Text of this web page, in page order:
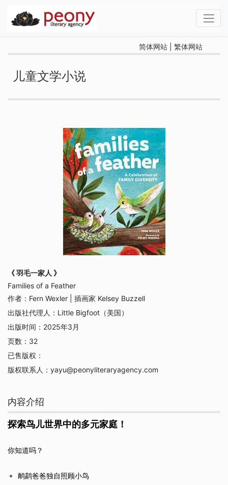
简体网站 繁体网站
儿童文学小说
《 羽毛一家人 》
Families of a Feather
作者： Fern Wexler | 插画家 Kelsey Buzzell
出版社代理人： Little Bigfoot（美国）
出版时间： 2025年3月
页数： 32
已售版权：
版权联系人： yayu@peonyliteraryagency.com
内容介绍
探索鸟儿世界中的多元家庭！
你知道吗？
鸸鹋爸爸独自照顾小鸟